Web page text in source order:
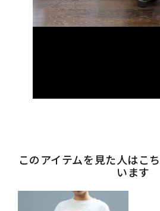
このアイテムを見た人はこ
います